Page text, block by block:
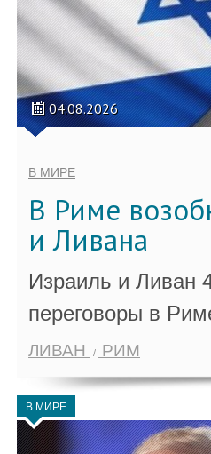
04.08.2026
В МИРЕ
В Риме
и Ливана
Израиль и Ливан
переговоры в
ЛИВАН РИМ
В МИРЕ